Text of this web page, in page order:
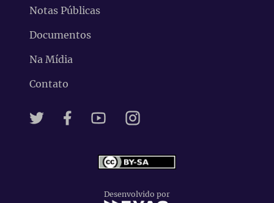
Notas Públicas
Documentos
Na Mídia
Contato
Desenvolvido por